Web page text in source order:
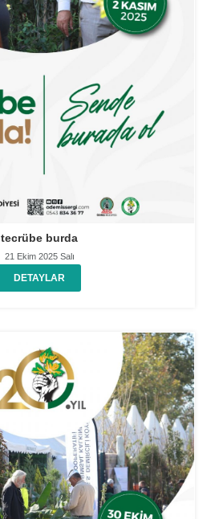
tecrübe burda
21 Ekim 2025 Salı
DETAYLAR